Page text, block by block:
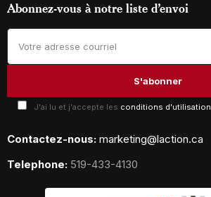
Abonnez-vous à notre liste d’envoi
J'ai lu et j'accepte les conditions d'utilisation
Contactez-nous: marketing@laction.ca
Telephone: 519-433-4130